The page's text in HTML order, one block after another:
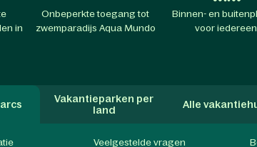
in
Onbeperkte toegang tot
zwemparadijs Aqua Mundo
Binnen- en
voor iedereen
Vakantieparken per
land
Alle
Veelgestelde vragen